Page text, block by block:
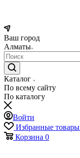
Ваш город
Алматы
Каталог
По всему сайту
По каталогу
Войти
Избранные товары
Корзина 0